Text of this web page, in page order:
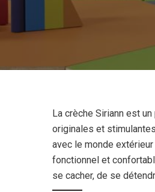
La crèche Siriann est
originales et
avec le monde
fonctionnel et
se cacher, de se